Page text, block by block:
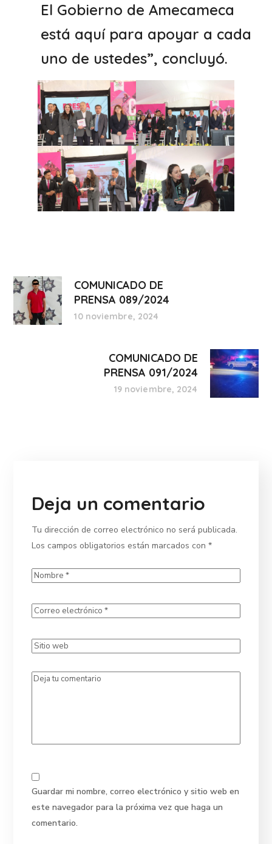
El Gobierno de Amecameca
está aquí para apoyar a cada
uno de ustedes”, concluyó.
COMUNICADO DE
PRENSA 089/2024
10 noviembre, 2024
COMUNICADO DE
PRENSA 091/2024
19 noviembre, 2024
Deja un comentario
Tu dirección de correo electrónico no será publicada.
Los campos obligatorios están marcados con*
Guardar mi nombre, correo electrónico y sitio web en
este navegador para la próxima vez que haga un
comentario.